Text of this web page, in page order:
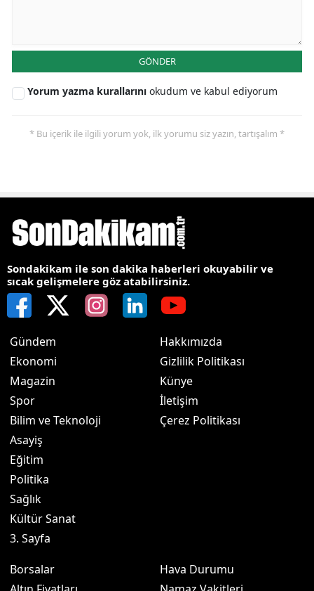
GÖNDER
Yorum yazma kurallarını okudum ve kabul ediyorum
* Bu içerik ile ilgili yorum yok, ilk yorumu siz yazın, tartışalım *
Sondakikam ile son dakika haberleri okuyabilir ve
sıcak gelişmelere göz atabilirsiniz.
Gündem
Ekonomi
Magazin
Spor
Bilim ve Teknoloji
Asayiş
Eğitim
Politika
Sağlık
Kültür Sanat
3. Sayfa
Hakkımızda
Gizlilik Politikası
Künye
İletişim
Çerez Politikası
Borsalar
Hava Durumu